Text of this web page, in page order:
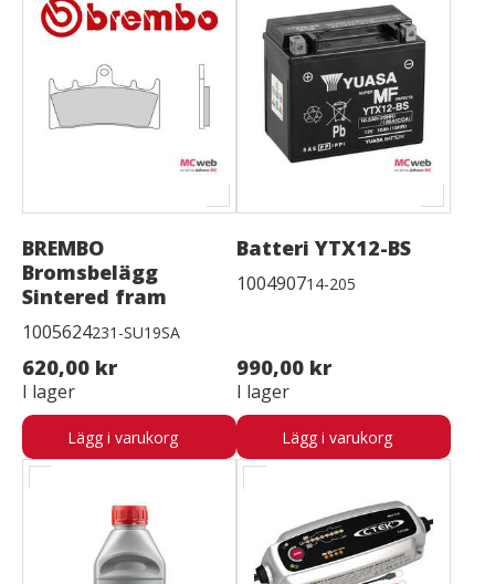
BREMBO
Bromsbelägg
Sintered fram
1005624231-SU19SA
620,00 kr
I lager
Lägg i varukorg
Batteri YTX12-BS
100490714-205
990,00 kr
I lager
Lägg i varukorg